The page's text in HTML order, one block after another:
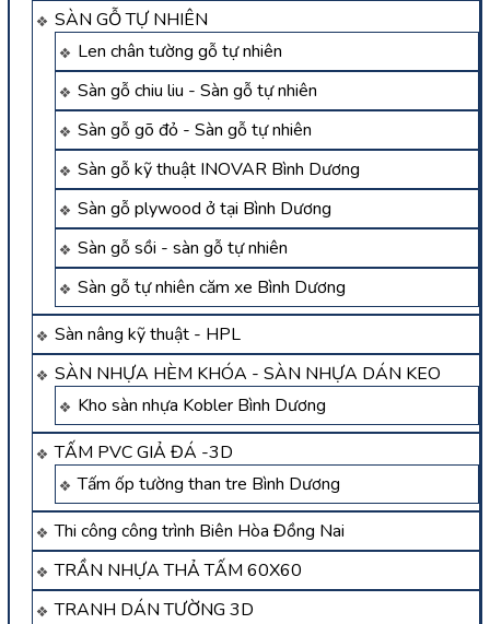
SÀN GỖ TỰ NHIÊN
Len chân tường gỗ tự nhiên
Sàn gỗ chiu liu - Sàn gỗ tự nhiên
Sàn gỗ gõ đỏ - Sàn gỗ tự nhiên
Sàn gỗ kỹ thuật INOVAR Bình Dương
Sàn gỗ plywood ở tại Bình Dương
Sàn gỗ sồi - sàn gỗ tự nhiên
Sàn gỗ tự nhiên căm xe Bình Dương
Sàn nâng kỹ thuật - HPL
SÀN NHỰA HÈM KHÓA - SÀN NHỰA DÁN KEO
Kho sàn nhựa Kobler Bình Dương
TẤM PVC GIẢ ĐÁ -3D
Tấm ốp tường than tre Bình Dương
Thi công công trình Biên Hòa Đồng Nai
TRẦN NHỰA THẢ TẤM 60X60
TRANH DÁN TƯỜNG 3D